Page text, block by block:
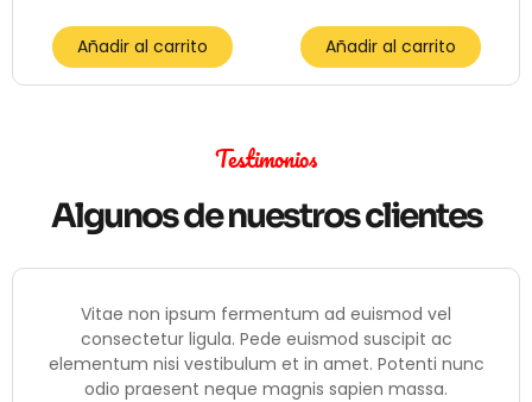
Añadir al carrito Añadir al carrito
Testimonios
Algunos de nuestros clientes
Vitae non ipsum fermentum ad euismod vel
consectetur ligula. Pede euismod suscipit ac
elementum nisi vestibulum et in amet. Potenti nunc
odio praesent neque magnis sapien massa.